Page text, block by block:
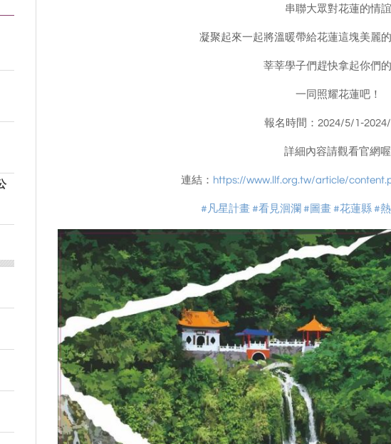
串聯大眾對花蓮的情誼
凝聚起來一起將溫暖帶給花蓮這塊美麗
莘莘學子們趕快拿起你們
一同照耀花蓮吧！
報名時間：2024/5/1-
詳細內容請觀看官網
連結： https://www.llf.org.tw/article/
#凡星計畫 #看見洄瀾 #圖畫 #花蓮縣 #